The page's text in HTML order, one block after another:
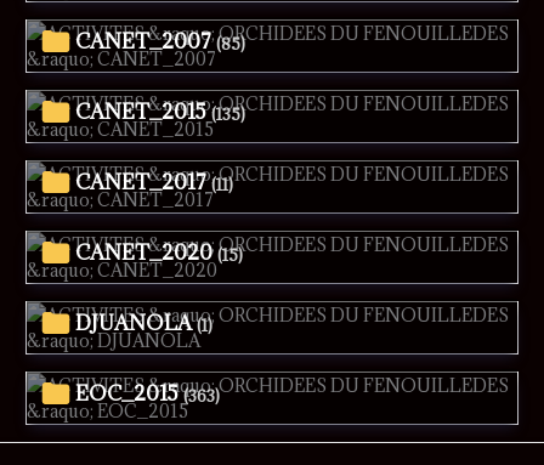
CANET_2007 (85)
CANET_2015 (135)
CANET_2017 (11)
CANET_2020 (15)
DJUANOLA (1)
EOC_2015 (363)